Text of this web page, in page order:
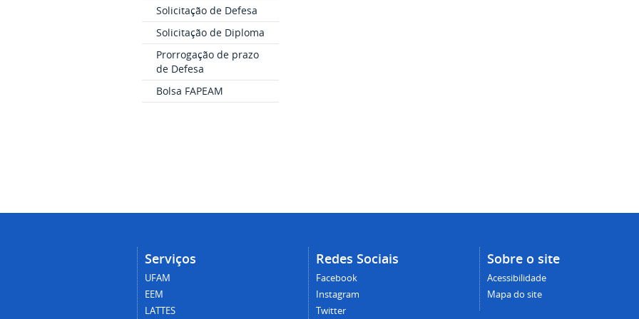
Solicitação de Defesa
Solicitação de Diploma
Prorrogação de prazo
de Defesa
Bolsa FAPEAM
Serviços
UFAM
EEM
LATTES
Redes Sociais
Facebook
Instagram
Twitter
Sobre o site
Acessibilidade
Mapa do site